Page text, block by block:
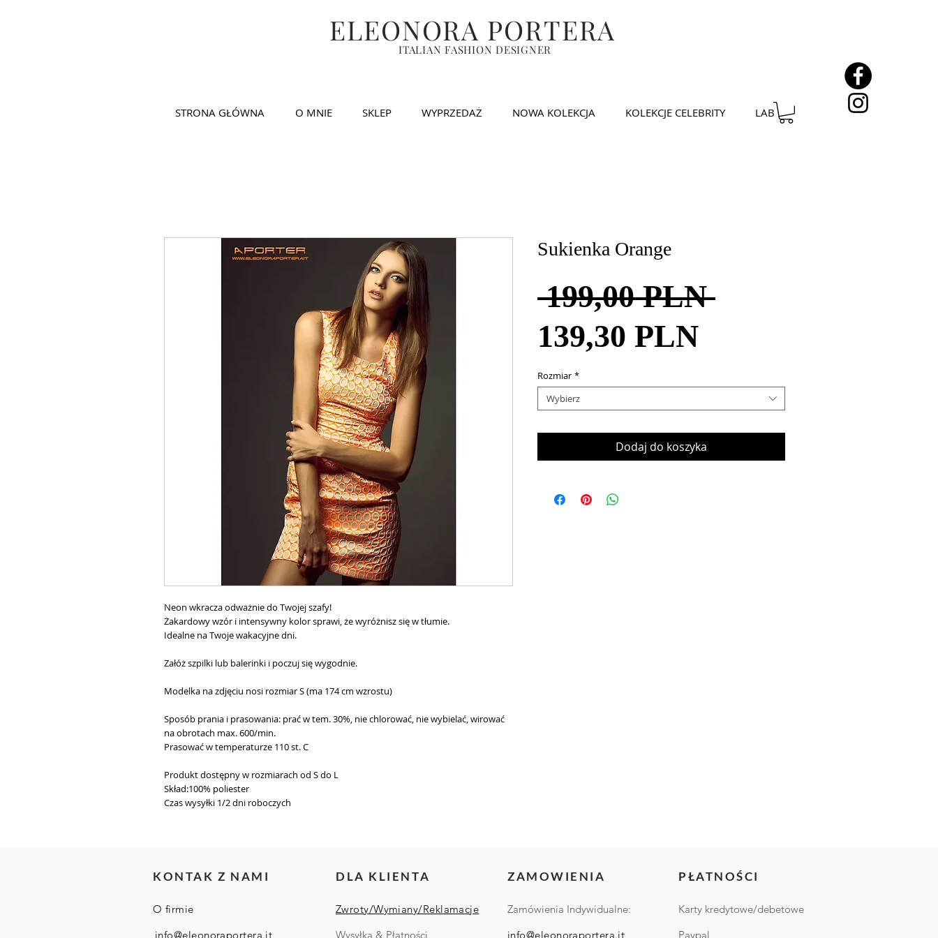
ELEONORA PORTERA
ITALIAN FASHION DESIGNER
STRONA GŁÓWNA O MNIE SKLEP WYPRZEDAŻ NOWA KOLEKCJA KOLEKCJE CELEBRITY LAB
Neon wkracza odważnie do Twojej szafy!
Żakardowy wzór i intensywny kolor sprawi, że wyróżnisz się w tłumie.
Idealne na Twoje wakacyjne dni.
Załóż szpilki lub balerinki i poczuj się wygodnie.
Modelka na zdjęciu nosi rozmiar S (ma 174 cm wzrostu)
Sposób prania i prasowania: prać w tem. 30%, nie chlorować, nie wybielać, wirować
na obrotach max. 600/min.
Prasować w temperaturze 110 st. C
Produkt dostępny w rozmiarach od S do L
Skład:100% poliester
Czas wysyłki 1/2 dni roboczych
Sukienka Orange
199,00 PLN Regularna
139,30 PLNCena
Rozmiar *
Wybierz
Dodaj do koszyka
KONTAK Z NAMI
O firmie
info@eleonoraportera.it
DLA KLIENTA
Zwroty/Wymiany/Reklamacje
Wysyłka & Płatności
ZAMOWIENIA
Zamówienia Indywidualne:
info@eleonoraportera.it
PŁATNOŚCI
Karty kredytowe/debetowe
Paypal